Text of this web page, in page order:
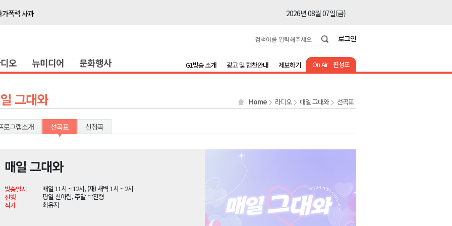
가폭력 사과
2026년 08월 07일(금)
2026년 08월 07일(금)
청 특별 강연
2026년 08월 07일(금)
유치 건의
2026년 08월 07일(금)
공동체"
폭력 사과
목
2026년 08월 07일(금)
간담회
2026년 08월 07일(금)
2026년 08월 07일(금)
로그인
오 뉴미디어 문화행사 On Air 편성표
G1방송 소개 광고 및 협찬안내 제보하기
그대와 Home 라디오 매일 그대와 선곡표
로그램소개 선곡표 신청곡
매일 그대와
방송일시
매일 11시 ~ 12시, (재) 새벽 1시 ~ 2시
진행
평일 신아림, 주말 박진형
작가
최유지